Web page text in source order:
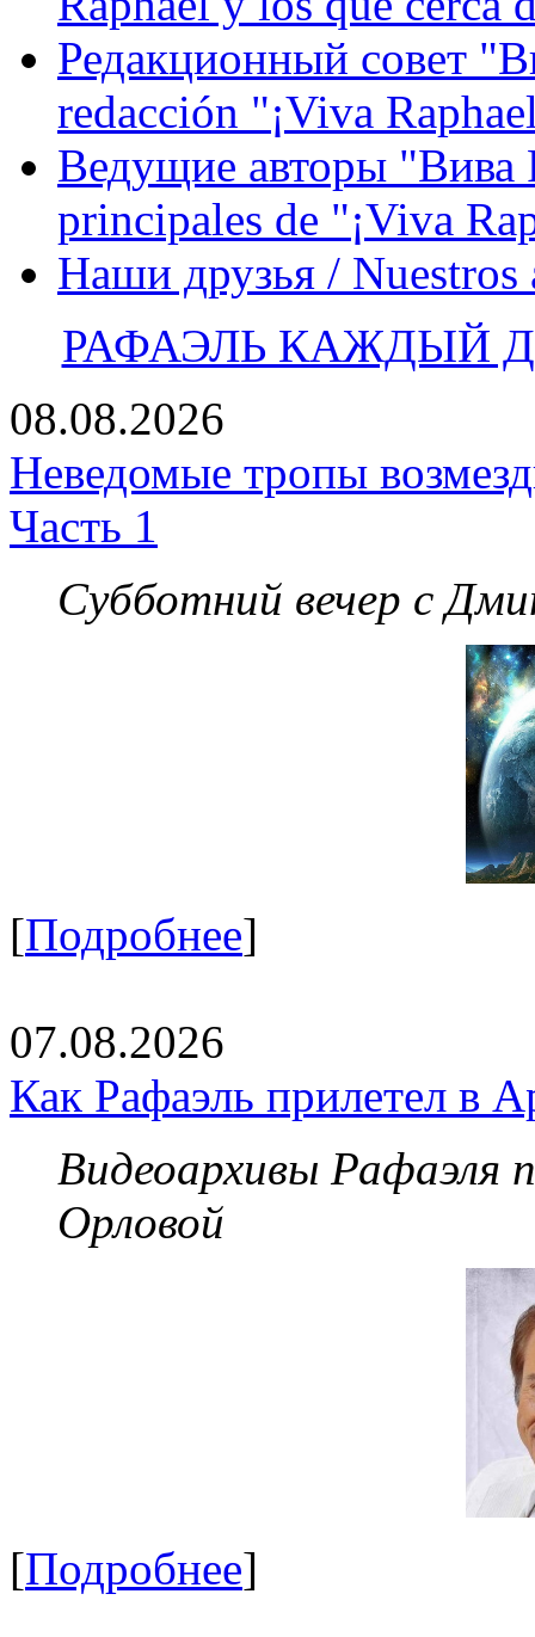
Редакционный совет
redacción "¡Viva
Ведущие авторы "Вива
principales de "¡Viva
Наши друзья / Nuestros
РАФАЭЛЬ КАЖДЫЙ
08.08.2026
Неведомые тропы
Часть 1
Субботний вечер с
[Подробнее]
07.08.2026
Как Рафаэль прилетел в
Видеоархивы Рафаэля
Орловой
[Подробнее]